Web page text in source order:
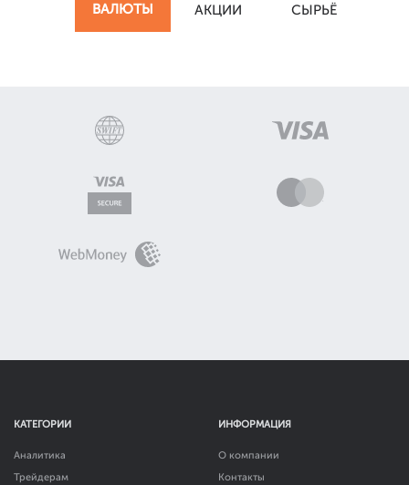
ВАЛЮТЫ АКЦИИ СЫРЬЁ
КАТЕГОРИИ
Аналитика
Трейдерам
ИНФОРМАЦИЯ
О компании
Контакты